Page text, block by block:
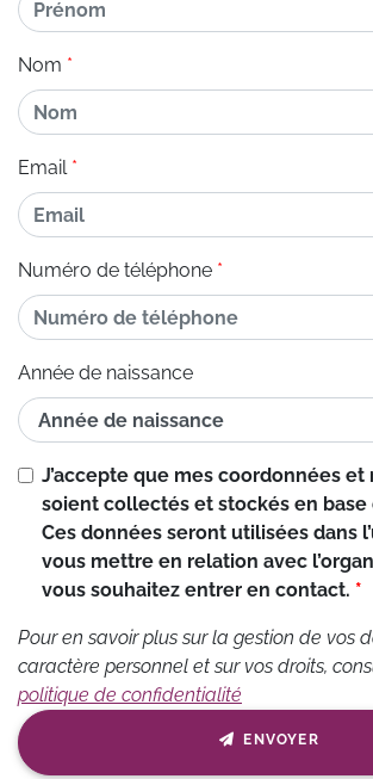
Nom
Email
Numéro de téléphone
Année de naissance
J’accepte que mes coordonnées et
soient collectés et stockés en base
Ces données seront utilisées dans
vous mettre en relation avec
vous souhaitez entrer en contact.
Pour en savoir plus sur la gestion de vos
caractère personnel et sur vos droits,
politique de confidentialité
ENVOYER